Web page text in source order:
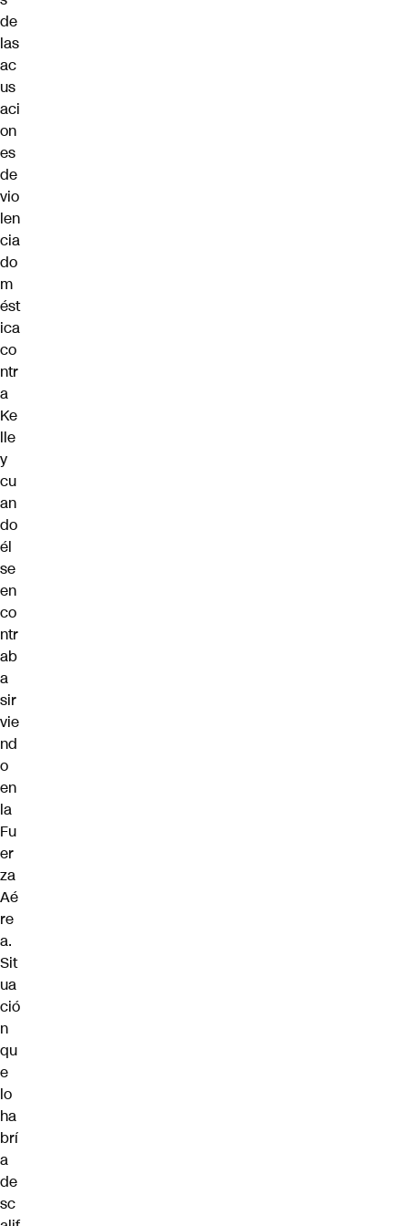
de
las
ac
us
aci
on
es
de
vio
len
cia
do
m
ést
ica
co
ntr
a
Ke
lle
y
cu
an
do
él
se
en
co
ntr
ab
a
sir
vie
nd
o
en
la
Fu
er
za
Aé
re
a.
Sit
ua
ció
n
qu
e
lo
ha
brí
a
de
sc